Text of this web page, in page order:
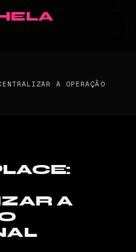
A OPERAÇÃO
A